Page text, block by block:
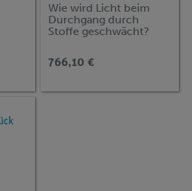
Wie wird Licht beim
Durchgang durch
Stoffe geschwächt?
766,10 €